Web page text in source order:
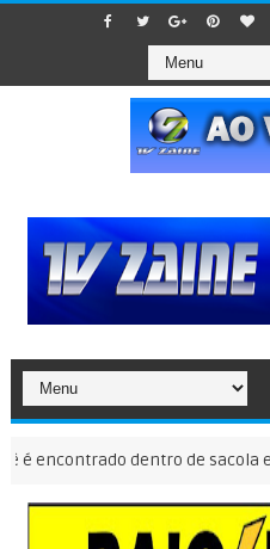
dentro de sacola em